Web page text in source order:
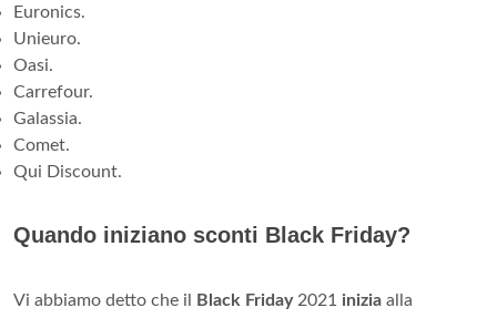
Euronics.
Unieuro.
Oasi.
Carrefour.
Galassia.
Comet.
Qui Discount.
Quando iniziano sconti Black Friday?
Vi abbiamo detto che il Black Friday2021 inizia alla